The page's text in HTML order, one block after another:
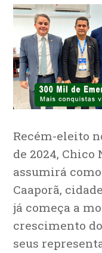
Recém-eleito
de 2024, Chico
assumirá
Caaporã,
já começa a
crescimento
seus